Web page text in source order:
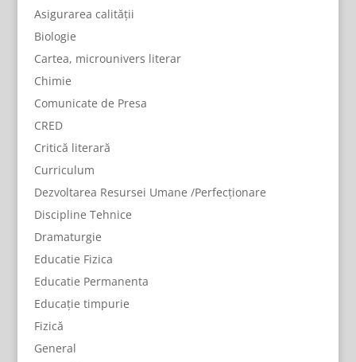
Asigurarea calității
Biologie
Cartea, microunivers literar
Chimie
Comunicate de Presa
CRED
Critică literară
Curriculum
Dezvoltarea Resursei Umane /Perfecționare
Discipline Tehnice
Dramaturgie
Educatie Fizica
Educatie Permanenta
Educație timpurie
Fizică
General